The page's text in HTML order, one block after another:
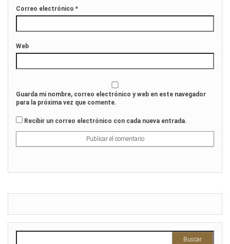
Correo electrónico *
Web
Guarda mi nombre, correo electrónico y web en este navegador
para la próxima vez que comente.
Recibir un correo electrónico con cada nueva entrada.